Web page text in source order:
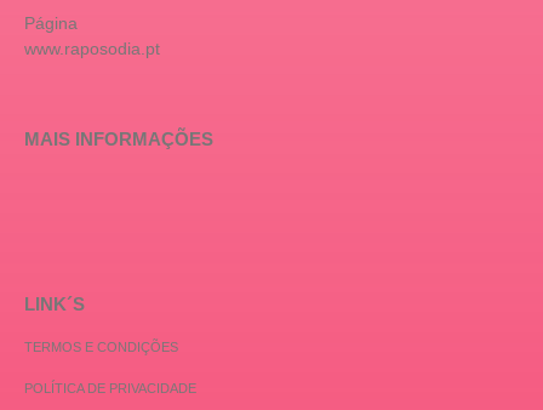
Página
www.raposodia.pt
MAIS INFORMAÇÕES
LINK´S
TERMOS E CONDIÇÕES
POLÍTICA DE PRIVACIDADE